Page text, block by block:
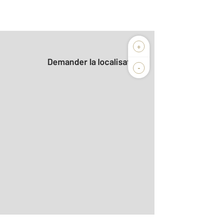
+
-
Demander la localisation